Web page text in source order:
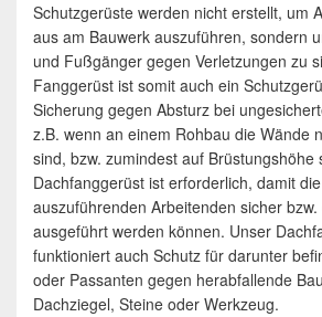
Schutzgerüste werden nicht erstellt, um
aus am Bauwerk auszuführen, sondern
und Fußgänger gegen Verletzungen zu
Fanggerüst ist somit auch ein
Sicherung gegen Absturz bei
z.B. wenn an einem Rohbau die Wände
sind, bzw. zumindest auf Brüstungshöhe
Dachfanggerüst ist erforderlich, damit
auszuführenden Arbeitenden sicher
ausgeführt werden können. Unser
funktioniert auch Schutz für darunter
oder Passanten gegen herabfallende
Dachziegel, Steine oder Werkzeug.